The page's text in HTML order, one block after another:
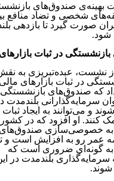
بهینه‌ی صندوق‌های
شخصی و تضاد منافع
صورت گیرد تا بازدهی
شود.
در ثبات
نشست، عبده‌تبریزی به
در ثبات بازارهای
که صندوق‌های بازنشستگی
سرمایه‌گذارانی بلندمدت
و می‌توانند به ایجاد ثبات
کنند. او افزود که در
به خصوصی‌سازی صندوق‌های
عمر رو به افزایش است و
به گونه‌ای ضروری است که
سرمایه‌گذاری بلندمدت در